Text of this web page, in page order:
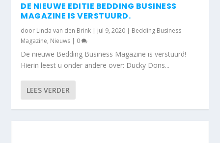
DE NIEUWE EDITIE BEDDING BUSINESS
MAGAZINE IS VERSTUURD.
door Linda van den Brink | jul 9, 2020 | Bedding Business
Magazine, Nieuws | 0
De nieuwe Bedding Business Magazine is verstuurd!
Hierin leest u onder andere over: Ducky Dons...
LEES VERDER